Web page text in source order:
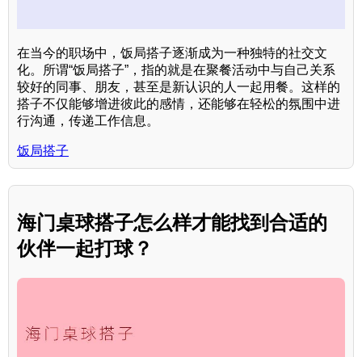
在当今的职场中，饭局搭子逐渐成为一种独特的社交文
化。所谓“饭局搭子”，指的就是在聚餐活动中与自己关系
较好的同事、朋友，甚至是新认识的人一起用餐。这样的
搭子不仅能够增进彼此的感情，还能够在轻松的氛围中进
行沟通，传递工作信息。
饭局搭子
海门桌球搭子怎么样才能找到合适的
伙伴一起打球？